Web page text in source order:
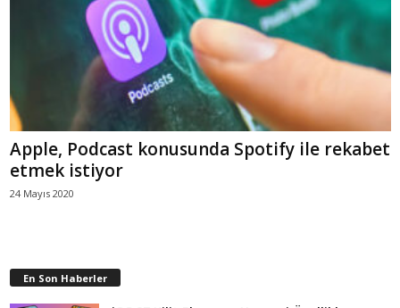
Apple, Podcast konusunda Spotify ile rekabet
etmek istiyor
24 Mayıs 2020
En Son Haberler